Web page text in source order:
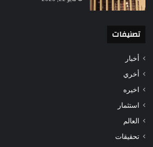
تصنيفات
أخبار
أخري
اخيره
استثمار
العالم
تحقيقات